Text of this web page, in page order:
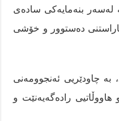
لەسەر بنەمایەکی سادەی
دەستوور و خۆشی
بە چاودێریی ئەنجوومەنی
هاووڵاتیی رادەگەیەنێت و